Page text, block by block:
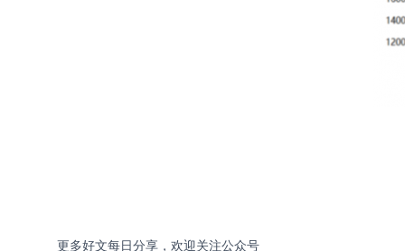
更多好文每日分享，欢迎关注公众号